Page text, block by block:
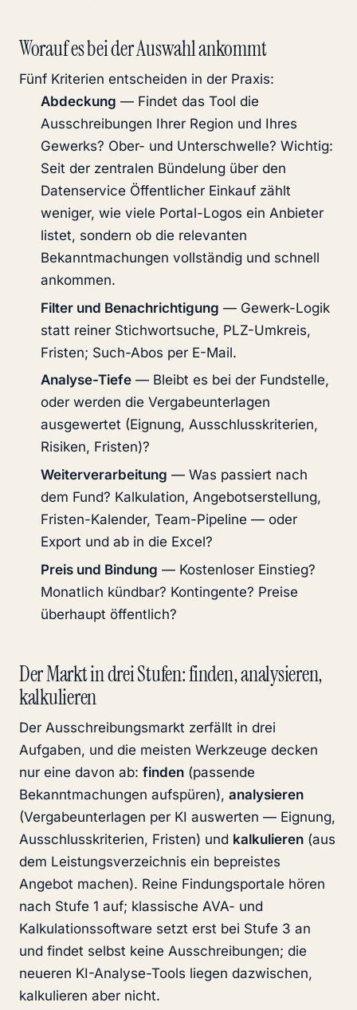
Worauf es bei der Auswahl ankommt
Fünf Kriterien entscheiden in der Praxis:
Abdeckung — Findet das Tool die
Ausschreibungen Ihrer Region und Ihres
Gewerks? Ober- und Unterschwelle? Wichtig:
Seit der zentralen Bündelung über den
Datenservice Öffentlicher Einkauf zählt
weniger, wie viele Portal-Logos ein Anbieter
listet, sondern ob die relevanten
Bekanntmachungen vollständig und schnell
ankommen.
Filter und Benachrichtigung — Gewerk-Logik
statt reiner Stichwortsuche, PLZ-Umkreis,
Fristen; Such-Abos per E-Mail.
Analyse-Tiefe — Bleibt es bei der Fundstelle,
oder werden die Vergabeunterlagen
ausgewertet (Eignung, Ausschlusskriterien,
Risiken, Fristen)?
Weiterverarbeitung — Was passiert nach
dem Fund? Kalkulation, Angebotserstellung,
Fristen-Kalender, Team-Pipeline — oder
Export und ab in die Excel?
Preis und Bindung — Kostenloser Einstieg?
Monatlich kündbar? Kontingente? Preise
überhaupt öffentlich?
Der Markt in drei Stufen: finden, analysieren,
kalkulieren
Der Ausschreibungsmarkt zerfällt in drei
Aufgaben, und die meisten Werkzeuge decken
nur eine davon ab: finden (passende
Bekanntmachungen aufspüren), analysieren
(Vergabeunterlagen per KI auswerten — Eignung,
Ausschlusskriterien, Fristen) und kalkulieren (aus
dem Leistungsverzeichnis ein bepreistes
Angebot machen). Reine Findungsportale hören
nach Stufe 1 auf; klassische AVA- und
Kalkulationssoftware setzt erst bei Stufe 3 an
und findet selbst keine Ausschreibungen; die
neueren KI-Analyse-Tools liegen dazwischen,
kalkulieren aber nicht.